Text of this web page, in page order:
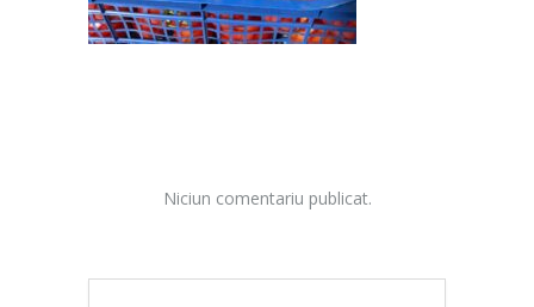
Niciun comentariu publicat.